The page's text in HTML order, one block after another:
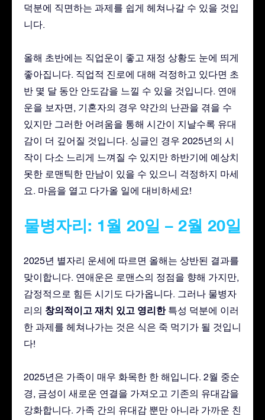
덕분에 직면하는 과제를 쉽게 헤쳐나갈 수 있을 것입
니다.
올해 초반에는 직업운이 좋고 재정 상황도 눈에 띄게
좋아집니다. 직업적 진로에 대해 걱정하고 있다면 초
반 몇 달 동안 안도감을 느낄 수 있을 것입니다. 연애
운을 보자면, 기혼자의 경우 약간의 난관을 겪을 수
있지만 그러한 어려움을 통해 시간이 지날수록 유대
감이 더 깊어질 것입니다. 싱글인 경우 2025년의 시
작이 다소 느리게 느껴질 수 있지만 하반기에 예상치
못한 로맨틱한 만남이 있을 수 있으니 걱정하지 마세
요. 마음을 열고 다가올 일에 대비하세요!
물병자리: 1월 20일 – 2월 20일
2025년 별자리 운세에 따르면 올해는 상반된 결과를
맞이합니다. 연애운은 로맨스의 정점을 향해 가지만,
감정적으로 힘든 시기도 다가옵니다. 그러나 물병자
리의 창의적이고 재치 있고 영리한특성 덕분에 이러
한 과제를 헤쳐나가는 것은 식은 죽 먹기가 될 것입니
다!
2025년은 가족이 매우 화목한 한 해입니다. 2월 중순
경, 금성이 새로운 연결을 가져오고 기존의 유대감을
강화합니다. 가족 간의 유대감 뿐만 아니라 가까운 친